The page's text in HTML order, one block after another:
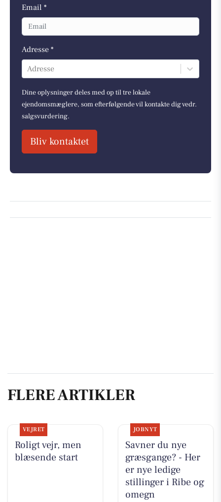
Email *
Adresse *
Adresse
Dine oplysninger deles med op til tre lokale
ejendomsmæglere, som efterfølgende vil kontakte dig vedr.
salgsvurdering.
Bliv kontaktet
FLERE ARTIKLER
VEJRET
Roligt vejr, men
blæsende start
JOBNYT
Savner du nye
græsgange? - Her
er nye ledige
stillinger i Ribe og
omegn